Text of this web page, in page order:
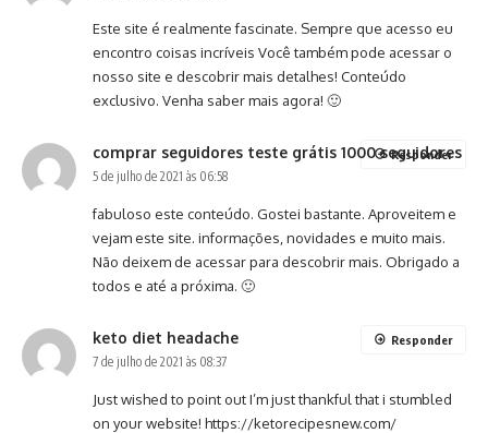
Este site é realmente fascinate. Sempre que acesso eu
encontro coisas incríveis Você também pode acessar o
nosso site e descobrir mais detalhes! Conteúdo
exclusivo. Venha saber mais agora! 🙂
comprar seguidores teste grátis 1000 seguidores
5 de julho de 2021 às 06:58
fabuloso este conteúdo. Gostei bastante. Aproveitem e
vejam este site. informações, novidades e muito mais.
Não deixem de acessar para descobrir mais. Obrigado a
todos e até a próxima. 🙂
Responder
keto diet headache
7 de julho de 2021 às 08:37
Just wished to point out I’m just thankful that i stumbled
on your website! https://ketorecipesnew.com/
Responder